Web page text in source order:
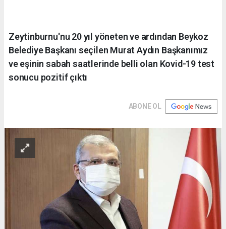
Zeytinburnu'nu 20 yıl yöneten ve ardından Beykoz
Belediye Başkanı seçilen Murat Aydın Başkanımız
ve eşinin sabah saatlerinde belli olan Kovid-19 test
sonucu pozitif çıktı
ABONE OL